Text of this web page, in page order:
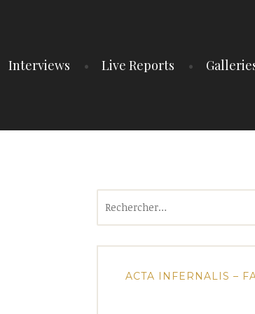
Interviews Live Reports
ACTA INFERNALIS –